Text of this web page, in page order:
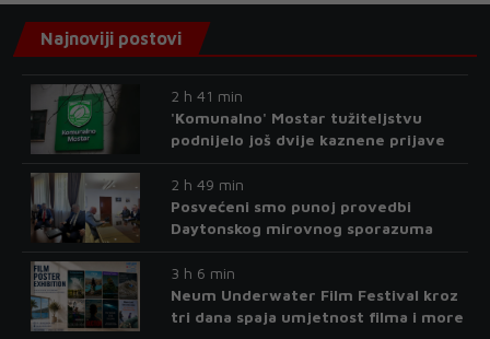
Najnoviji postovi
2 h 41 min
'Komunalno' Mostar tužiteljstvu
podnijelo još dvije kaznene prijave
2 h 49 min
Posvećeni smo punoj provedbi
Daytonskog mirovnog sporazuma
3 h 6 min
Neum Underwater Film Festival kroz
tri dana spaja umjetnost filma i more